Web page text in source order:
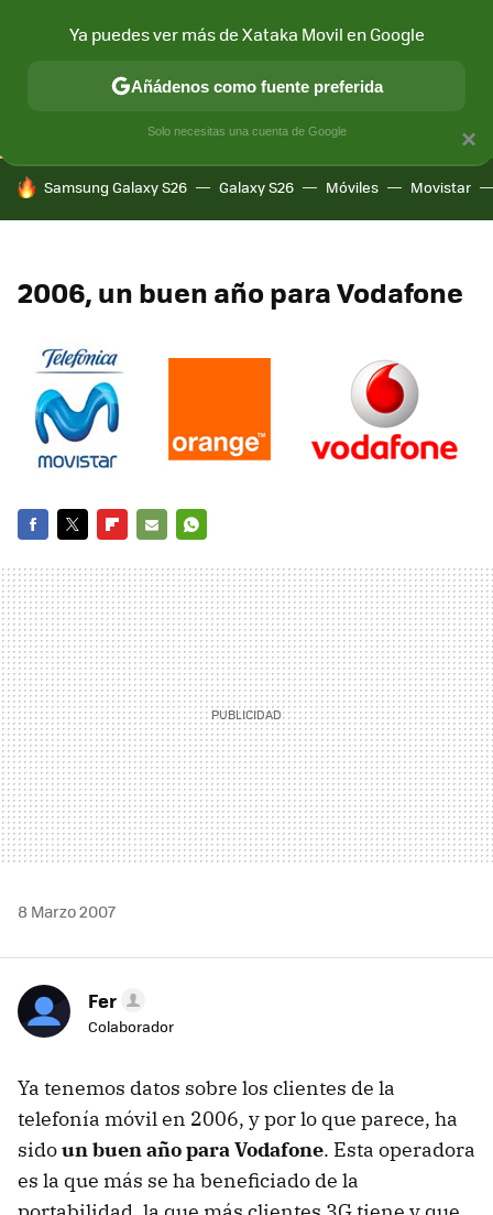
CONECTIVIDAD MÓVIL Y SOCIEDAD APLICACIONES
HOY SE HABLA DE
Samsung Galaxy S26 Galaxy S26 Móviles Movistar
2006, un buen año para Vodafone
MAIL
8 Marzo 2007
Fer
Colaborador
Ya tenemos datos sobre los clientes de la
telefonía móvil en 2006, y por lo que parece, ha
sidoun buen año para Vodafone. Esta operadora
es la que más se ha beneficiado de la
×
Ya puedes ver más de Xataka Movil en Google
Añádenos como fuente preferida
Solo necesitas una cuenta de Google